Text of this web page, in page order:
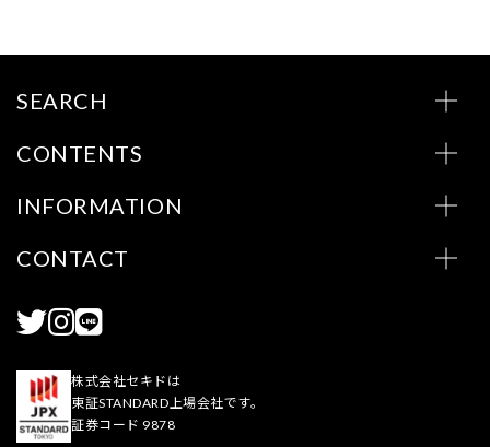
SEARCH
CONTENTS
INFORMATION
CONTACT
株式会社セキドは
東証STANDARD上場会社です。
証券コード 9878